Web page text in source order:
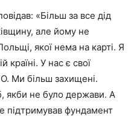
«Більш за все дід
але йому не
якої нема на карті. Я
країні. У нас є свої
Ми більш захищені.
якби не було держави. А
підтримував фундамент